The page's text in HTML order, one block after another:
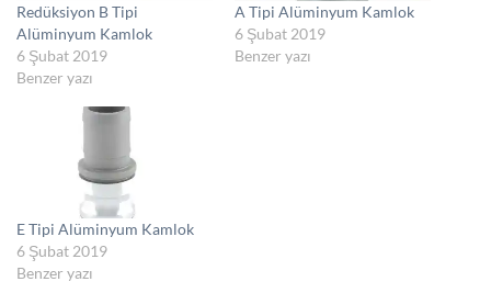
Redüksiyon B Tipi
Alüminyum Kamlok
6 Şubat 2019
Benzer yazı
A Tipi Alüminyum Kamlok
6 Şubat 2019
Benzer yazı
E Tipi Alüminyum Kamlok
6 Şubat 2019
Benzer yazı